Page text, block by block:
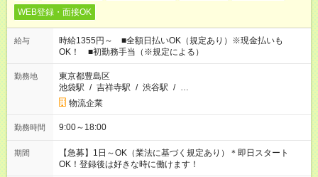
WEB登録・面接OK
給与
時給1355円～ ■全額日払いOK（規定あり）※現金払いも
OK！ ■初勤務手当（※規定による）
勤務地
東京都豊島区
池袋駅 / 吉祥寺駅 / 渋谷駅 / …
物流企業
勤務時間 9:00～18:00
期間
【急募】1日～OK（業法に基づく規定あり）＊即日スタート
OK！登録後は好きな時に働けます！